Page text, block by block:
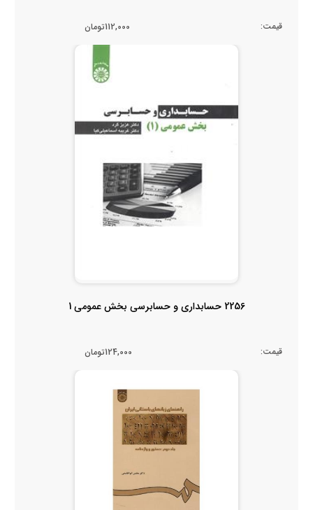
قیمت: 112,000تومان
2256 حسابداری و حسابرسی بخش عمومی 1
قیمت: 124,000تومان